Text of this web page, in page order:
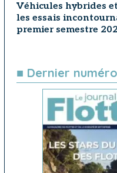
Véhicules hybrides
les essais
premier semestre
■ Dernier